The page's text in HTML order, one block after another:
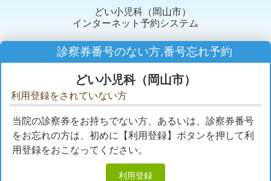
どい小児科（岡山市）
インターネット予約システム
診察券番号のない方,番号忘れ予約
どい小児科（岡山市）
利用登録をされていない方
当院の診察券をお持ちでない方、あるいは、診察券番号
をお忘れの方は、初めに【利用登録】ボタンを押して利
用登録をおこなってください。
利用登録